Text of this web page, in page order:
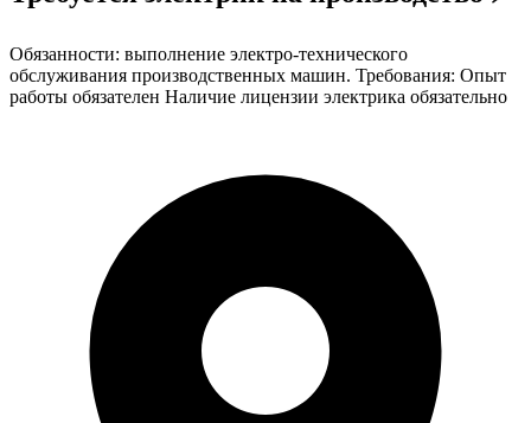
Обязанности: выполнение электро-технического
обслуживания производственных машин. Требования: Опыт
работы обязателен Наличие лицензии электрика обязательно